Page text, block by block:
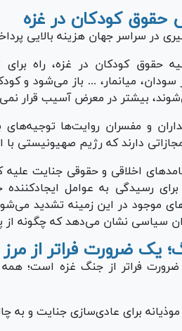
حقوق کودکان در غزه
در سراسر جهان هزینه بالایی
حقوق کودکان در غزه، راه
میانمار، ... باز می‌شود و
بیشتر در معرض آسیب قرار
و مفسران روایت‌ها توجیه‌های
دارند که رژیم صهیونیستی با
اخلاقی و حقوقی جنایت
رسیدگی به عوامل ایجادکننده
موجود در این زمینه تشدید
سیاسی نشان می‌دهد که چگونه از
یک ضرورت فراتر از مرز
فراتر از جنگ غزه است؛ همه
برای عادی‌سازی جنایت و به